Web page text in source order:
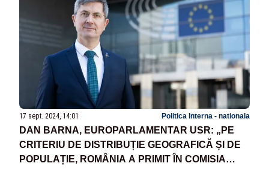
17 sept. 2024, 14:01 Politica Interna - nationala
DAN BARNA, EUROPARLAMENTAR USR: „PE
CRITERIU DE DISTRIBUȚIE GEOGRAFICĂ ȘI DE
POPULAȚIE, ROMÂNIA A PRIMIT ÎN COMISIA